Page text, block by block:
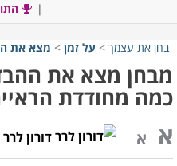
בחן את עצמך > על זמן > מצא את
מבחן מצא את
כמה מחודדת
א א דורון לרר